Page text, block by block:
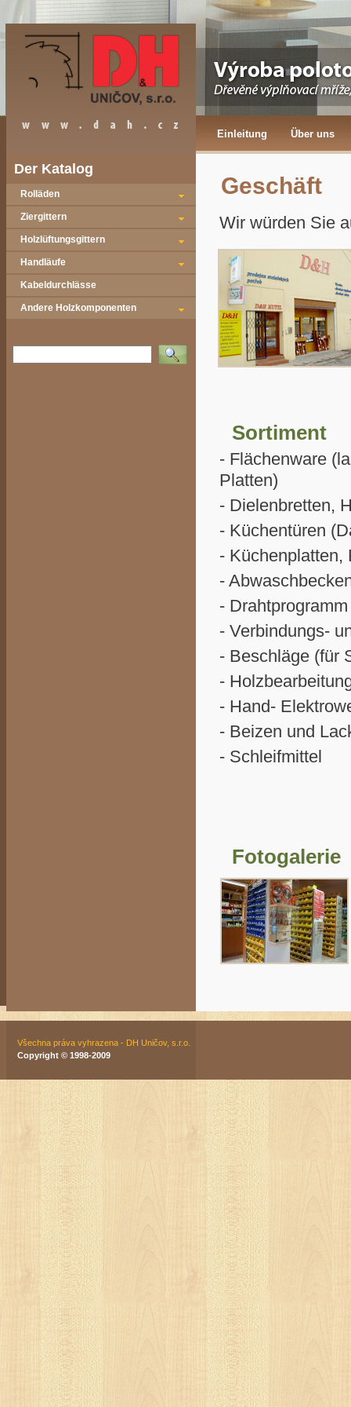
Einleitung Über uns
Der Katalog
Rolläden
Ziergittern
Holzlüftungsgittern
Handläufe
Kabeldurchlässe
Andere Holzkomponenten
Vyhledat
Geschäft
Wir würden Sie
Sortiment
- Flächenware
Platten)
- Dielenbretten,
- Küchentüren
- Küchenplatten,
-
-
- Verbindungs-
- Beschläge (für
-
- Hand-
- Beizen und
- Schleifmittel
Fotogalerie
Všechna práva vyhrazena - DH Uničov, s.r.o.
Copyright © 1998-2009